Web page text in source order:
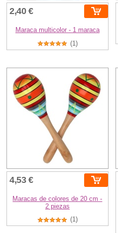
2,40 €
Maraca multicolor - 1 maraca
(1)
4,53 €
Maracas de colores de 20 cm -
2 piezas
(1)